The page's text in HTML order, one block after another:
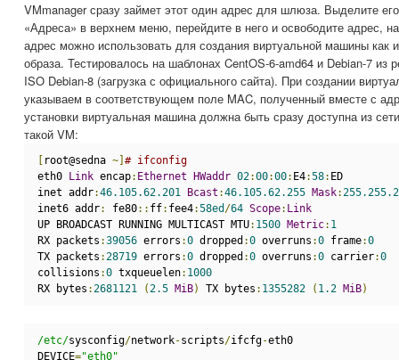
VMmanager сразу займет этот один адрес для шлюза. Выделите
«Адреса» в верхнем меню, перейдите в него и освободите адрес,
адрес можно использовать для создания виртуальной машины как
образа. Тестировалось на шаблонах CentOS-6-amd64 и Debian-7 из
ISO Debian-8 (загрузка с официального сайта). При создании
указываем в соответствующем поле MAC, полученный вместе с
установки виртуальная машина должна быть сразу доступна из
такой VM:
root@sedna ~] # ifconfig
eth0
Link encap: Ethernet HWaddr 02:00:00: E4:58: ED
inet addr:46.105.62.201 Bcast :46.105.62.255 Mask:
inet6 addr: fe80:: ff: fee4:58ed /64 Scope: Link
UP BROADCAST RUNNING MULTICAST MTU: 1500 Metric: 1
RX packets :39056 errors :0 dropped :0 overruns :0 frame:0
TX packets :28719 errors :0 dropped :0 overruns :0 carrier:0
collisions :0 txqueuelen: 1000
RX bytes :2681121 (2.5 MiB) TX bytes : 1355282 ( 1.2 MiB)
/etc/sysconfig/network-scripts/ifcfg-eth0
DEVICE="eth0"